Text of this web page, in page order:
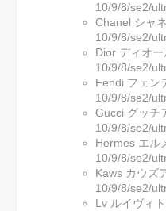
10/9/8/se2/
Chanel シャ
10/9/8/se2/
Dior ディオ
10/9/8/se2/
Fendi フェン
10/9/8/se2/
Gucci グッチ
10/9/8/se2/
Hermes エル
10/9/8/se2/
Kaws カウズ
10/9/8/se2/
Lv ルイヴィ